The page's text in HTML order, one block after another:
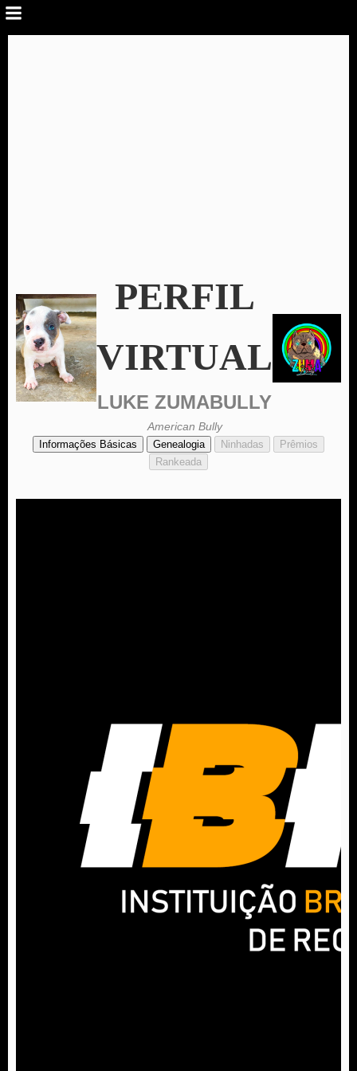
PERFIL
VIRTUAL
LUKE ZUMABULLY
American Bully
Informações Básicas Genealogia Ninhadas
Prêmios
Rankeada